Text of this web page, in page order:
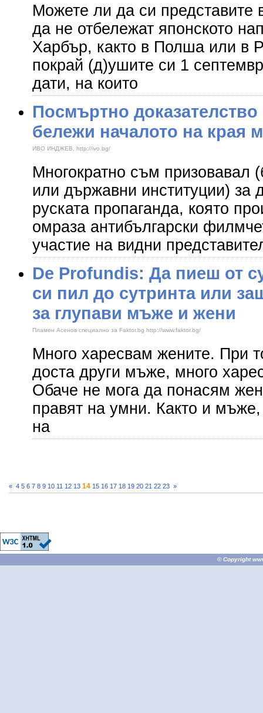
Можете ли да си
да не отбележат японското
Харбър, както в Полша или в
покрай (д)ушите си 1
дати, на които
Посмъртно
бележи началото на края
ИВО ИНДЖЕВ, http://ivo.bg/
Многократно съм призовавал
или държавни институции) за
руската пропаганда, която
омраза антибългарски
участие на видни
De Profundis: Да пиеш от
си пил до сутринта или
за глупави мъже и жени
Пламен Асенов специално за Faktor.bg http://www.faktor.bg/
Много харесвам жените. При
доста други мъже, много
Обаче не мога да понасям
правят на умни. Както и
на
« 4 5 6 7 8 9 10 11 12 13 14 15 16 17 18 19 20 21 22 23 »
© Copyright